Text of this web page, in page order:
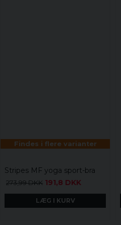
Findes i flere varianter
Stripes MF yoga sport-bra
273,99 DKK 191,8 DKK
LÆG I KURV